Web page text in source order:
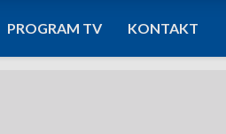
PROGRAM TV KONTAKT